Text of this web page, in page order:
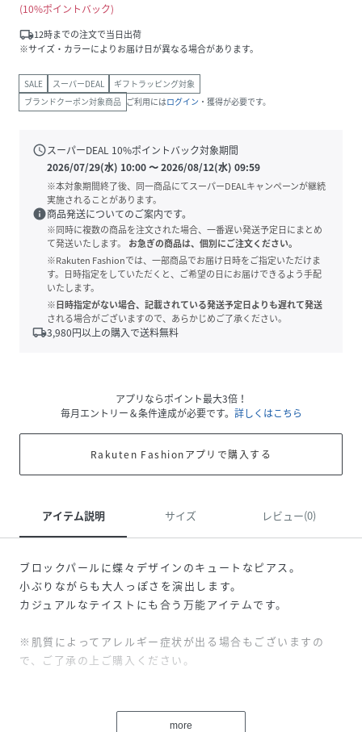
10%ポイントバック
local_shipping12時までの注文で当日出荷
※サイズ・カラーによりお届け日が異なる場合があります。
SALE スーパーDEAL
ギフトラッピング対象
ブランドクーポン対象商品 ご利用にはログイン ・獲得が必要です。
scheduleスーパーDEAL 10%ポイントバック対象期間
2026/07/29(水) 10:00〜2026/08/12(水) 09:59
※本対象期間終了後、同一商品にてスーパーDEALキャンペーンが継続
実施されることがあります。
info商品発送についてのご案内です。
※同時に複数の商品を注文された場合、一番遅い発送予定日にまとめ
て発送いたします。
お急ぎの商品は、個別にご注文ください。
※Rakuten Fashionでは、一部商品でお届け日時をご指定いただけま
す。日時指定をしていただくと、ご希望の日にお届けできるよう手配
いたします。
※日時指定がない場合、記載されている発送予定日よりも遅れて発送
される場合がございますので、あらかじめご了承ください。
local_shipping3,980円以上の購入で送料無料
アプリならポイント最大3倍！
毎月エントリー＆条件達成が必要です。 詳しくはこちら
Rakuten Fashionアプリで購入する
アイテム説明 サイズ レビュー(0)
ブロックパールに蝶々デザインのキュートなピアス。
小ぶりながらも大人っぽさを演出します。
カジュアルなテイストにも合う万能アイテムです。
※肌質によってアレルギー症状が出る場合もございますの
で、ご了承の上ご購入ください。
のご使用はお控えください。
more